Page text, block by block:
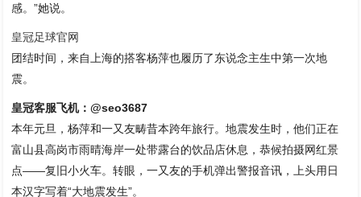
感。”她说。
皇冠足球官网
团结时间，来自上海的搭客杨萍也履历了东说念主生中第一次地
震。
皇冠客服飞机：@seo3687
本年元旦，杨萍和一又友畴昔本跨年旅行。地震发生时，他们正在
富山县高岗市雨晴海岸一处带露台的饮品店休息，恭候拍摄网红景
点——复旧小火车。转眼，一又友的手机弹出警报音讯，上头用日
本汉字写着“大地震发生”。